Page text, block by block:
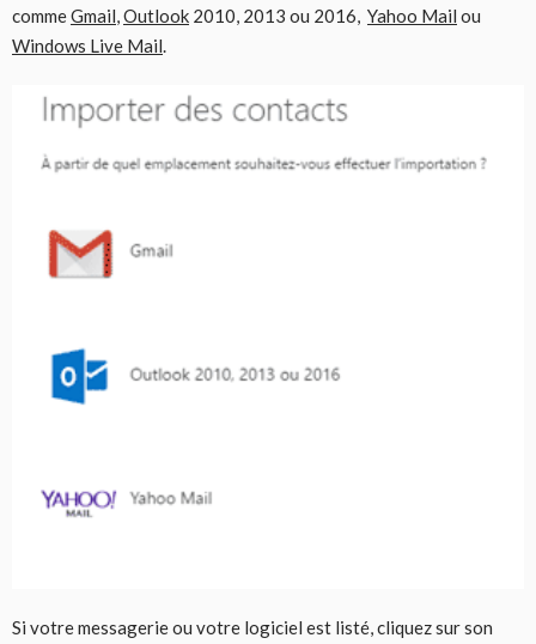
commeGmail,Outlook 2010, 2013 ou 2016, Yahoo Mail ou
Windows Live Mail.
Si votre messagerie ou votre logiciel est listé, cliquez sur son